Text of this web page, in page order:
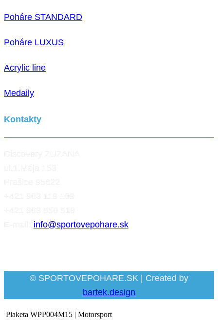
Poháre STANDARD
Poháre LUXUS
Acrylic line
Medaily
Kontakty
info@sportovepohare.sk
© SPORTOVEPOHARE.SK | Created by
bartek.design
Plaketa WPP004M15 | Motorsport